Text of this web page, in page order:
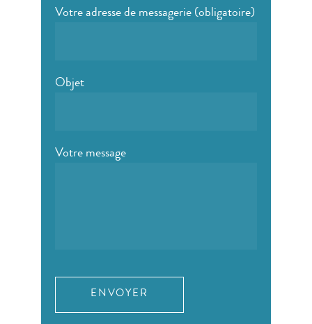
Votre adresse de messagerie (obligatoire)
Objet
Votre message